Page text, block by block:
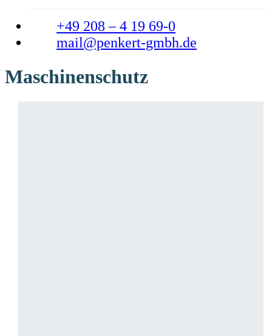
+49 208 – 4 19 69-0
mail@penkert-gmbh.de
Maschinenschutz